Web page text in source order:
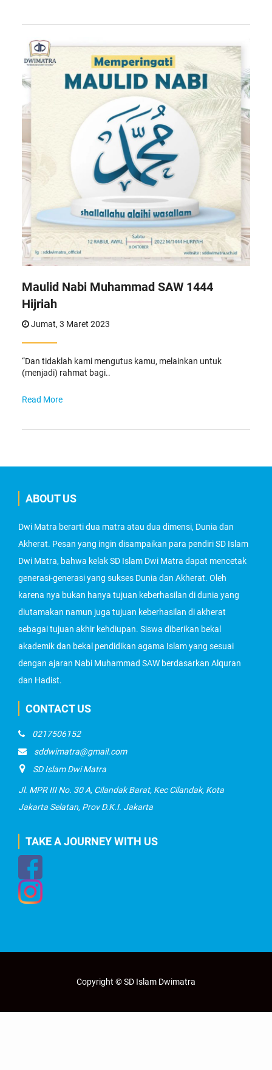
Maulid Nabi Muhammad SAW 1444
Hijriah
Jumat, 3 Maret 2023
“Dan tidaklah kami mengutus kamu, melainkan untuk
(menjadi) rahmat bagi..
Read More
ABOUT US
Dwi Matra berarti dua matra atau dua dimensi, Dunia dan
Akherat. Pesan yang ingin disampaikan para pendiri SD Islam
Dwi Matra, bahwa kelak SD Islam Dwi Matra dapat mencetak
generasi-generasi yang sukses Dunia dan Akherat. Oleh
karena nya bukan hanya tujuan keberhasilan di dunia yang
diutamakan namun juga tujuan keberhasilan di akherat
sebagai tujuan akhir kehdiupan. Siswa diberikan bekal
akademik dan bekal pendidikan agama Islam yang sesuai
dengan ajaran Nabi Muhammad SAW berdasarkan Alquran
dan Hadist.
CONTACT US
0217506152
sddwimatra@gmail.com
SD Islam Dwi Matra
Jl. MPR III No. 30 A, Cilandak Barat, Kec Cilandak, Kota
Jakarta Selatan, Prov D.K.I. Jakarta
TAKE A JOURNEY WITH US
Copyright © SD Islam Dwimatra